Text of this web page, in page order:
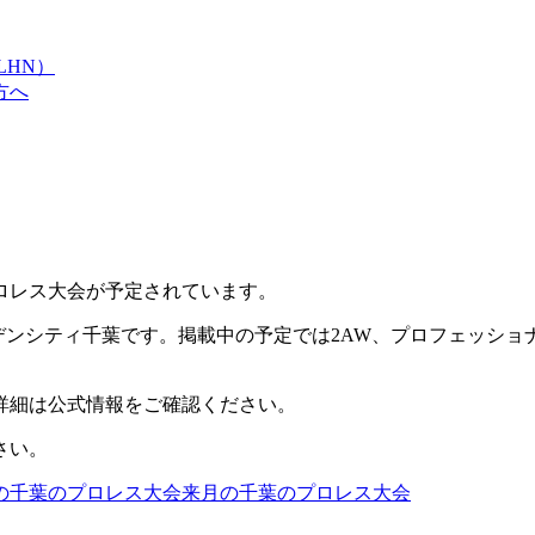
）
へ
ス大会が予定されています。
シティ千葉です。掲載中の予定では2AW、プロフェッシ
は公式情報をご確認ください。
。
千葉のプロレス大会来月の千葉のプロレス大会